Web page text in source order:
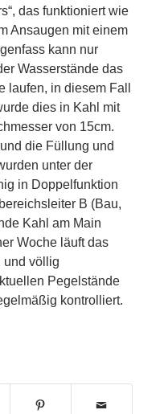
das funktioniert wie
Ansaugen mit einem
kann nur
Wasserstände das
laufen, in diesem Fall
dies in Kahl mit
von 15cm.
die Füllung und
unter der
in Doppelfunktion
B (Bau,
Kahl am Main
Woche läuft das
und völlig
Pegelstände
kontrolliert.